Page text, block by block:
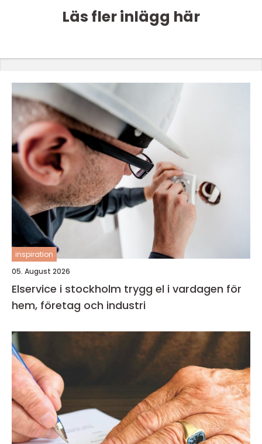
Läs fler inlägg här
inspiration
05. August 2026
Elservice i stockholm trygg el i vardagen för
hem, företag och industri